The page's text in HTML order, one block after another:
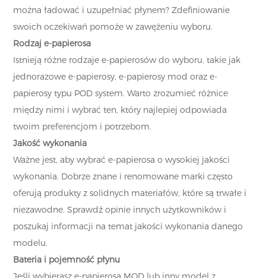
można ładować i uzupełniać płynem? Zdefiniowanie
swoich oczekiwań pomoże w zawężeniu wyboru.
Rodzaj e-papierosa
Istnieją różne rodzaje e-papierosów do wyboru, takie jak
jednorazowe e-papierosy, e-papierosy mod oraz e-
papierosy typu POD system. Warto zrozumieć różnice
między nimi i wybrać ten, który najlepiej odpowiada
twoim preferencjom i potrzebom.
Jakość wykonania
Ważne jest, aby wybrać e-papierosa o wysokiej jakości
wykonania. Dobrze znane i renomowane marki często
oferują produkty z solidnych materiałów, które są trwałe i
niezawodne. Sprawdź opinie innych użytkowników i
poszukaj informacji na temat jakości wykonania danego
modelu.
Bateria i pojemność płynu